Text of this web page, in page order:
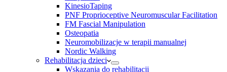
KinesioTaping
PNF Proprioceptive Neuromuscular Facilitation
FM Fascial Manipulation
Osteopatia
Neuromobilizacje w terapii manualnej
Nordic Walking
Rehabilitacja dzieci
Wskazania do rehabilitacji